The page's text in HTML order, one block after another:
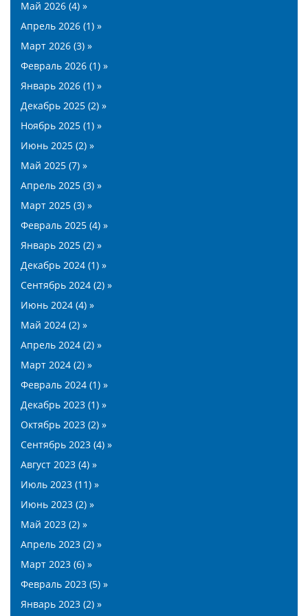
Май 2026 (4) »
Апрель 2026 (1) »
Март 2026 (3) »
Февраль 2026 (1) »
Январь 2026 (1) »
Декабрь 2025 (2) »
Ноябрь 2025 (1) »
Июнь 2025 (2) »
Май 2025 (7) »
Апрель 2025 (3) »
Март 2025 (3) »
Февраль 2025 (4) »
Январь 2025 (2) »
Декабрь 2024 (1) »
Сентябрь 2024 (2) »
Июнь 2024 (4) »
Май 2024 (2) »
Апрель 2024 (2) »
Март 2024 (2) »
Февраль 2024 (1) »
Декабрь 2023 (1) »
Октябрь 2023 (2) »
Сентябрь 2023 (4) »
Август 2023 (4) »
Июль 2023 (11) »
Июнь 2023 (2) »
Май 2023 (2) »
Апрель 2023 (2) »
Март 2023 (6) »
Февраль 2023 (5) »
Январь 2023 (2) »